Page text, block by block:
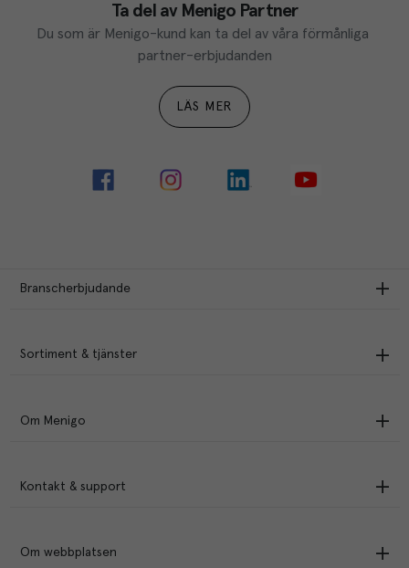
Ta del av Menigo Partner
Du som är Menigo-kund kan ta del av våra förmånliga
partner-erbjudanden
LÄS MER
Branscherbjudande
Sortiment & tjänster
Om Menigo
Kontakt & support
Om webbplatsen